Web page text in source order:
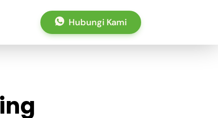
Hubungi Kami